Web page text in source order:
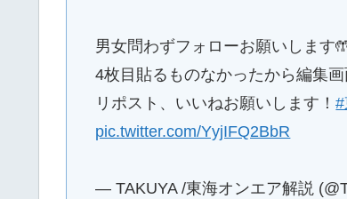
男女問わずフォローお願いします
4枚目貼るものなかったから編集
リポスト、いいねお願いします！
pic.twitter.com/YyjIFQ2BbR
— TAKUYA /東海オンエア解説